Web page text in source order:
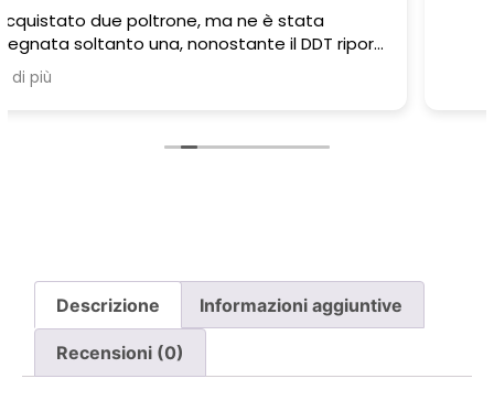
Descrizione Informazioni aggiuntive
Recensioni (0)